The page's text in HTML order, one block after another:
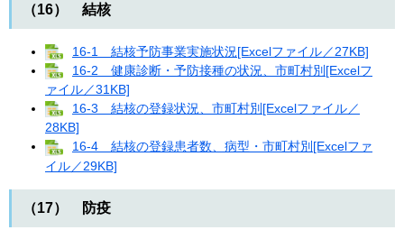
（16） 結核
16-1 結核予防事業実施状況[Excelファイル／27KB]
16-2 健康診断・予防接種の状況、市町村別[Excelフ
ァイル／31KB]
16-3 結核の登録状況、市町村別[Excelファイル／
28KB]
16-4 結核の登録患者数、病型・市町村別[Excelファ
イル／29KB]
（17） 防疫